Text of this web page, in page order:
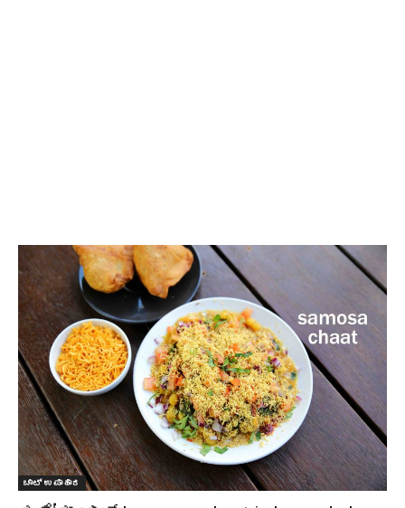
ಚಾಟ್ ಉಪಾಹಾರ